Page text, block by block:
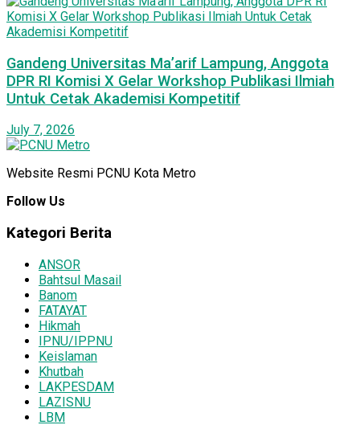
Gandeng Universitas Ma’arif Lampung, Anggota
DPR RI Komisi X Gelar Workshop Publikasi Ilmiah
Untuk Cetak Akademisi Kompetitif
July 7, 2026
Website Resmi PCNU Kota Metro
Follow Us
Kategori Berita
ANSOR
Bahtsul Masail
Banom
FATAYAT
Hikmah
IPNU/IPPNU
Keislaman
Khutbah
LAKPESDAM
LAZISNU
LBM